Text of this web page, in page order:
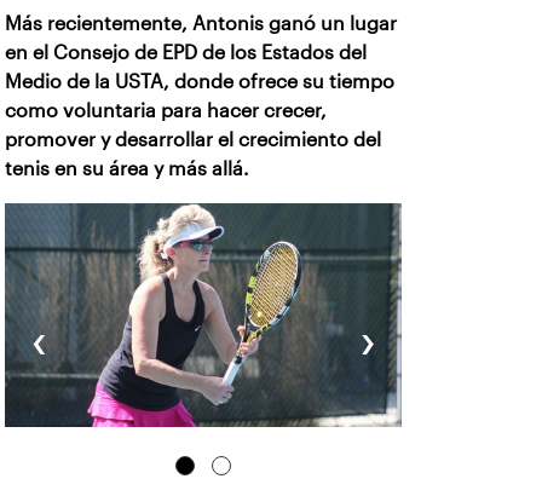
Más recientemente, Antonis ganó un lugar
en el Consejo de EPD de los Estados del
Medio de la USTA, donde ofrece su tiempo
como voluntaria para hacer crecer,
promover y desarrollar el crecimiento del
tenis en su área y más allá.
‹ ›